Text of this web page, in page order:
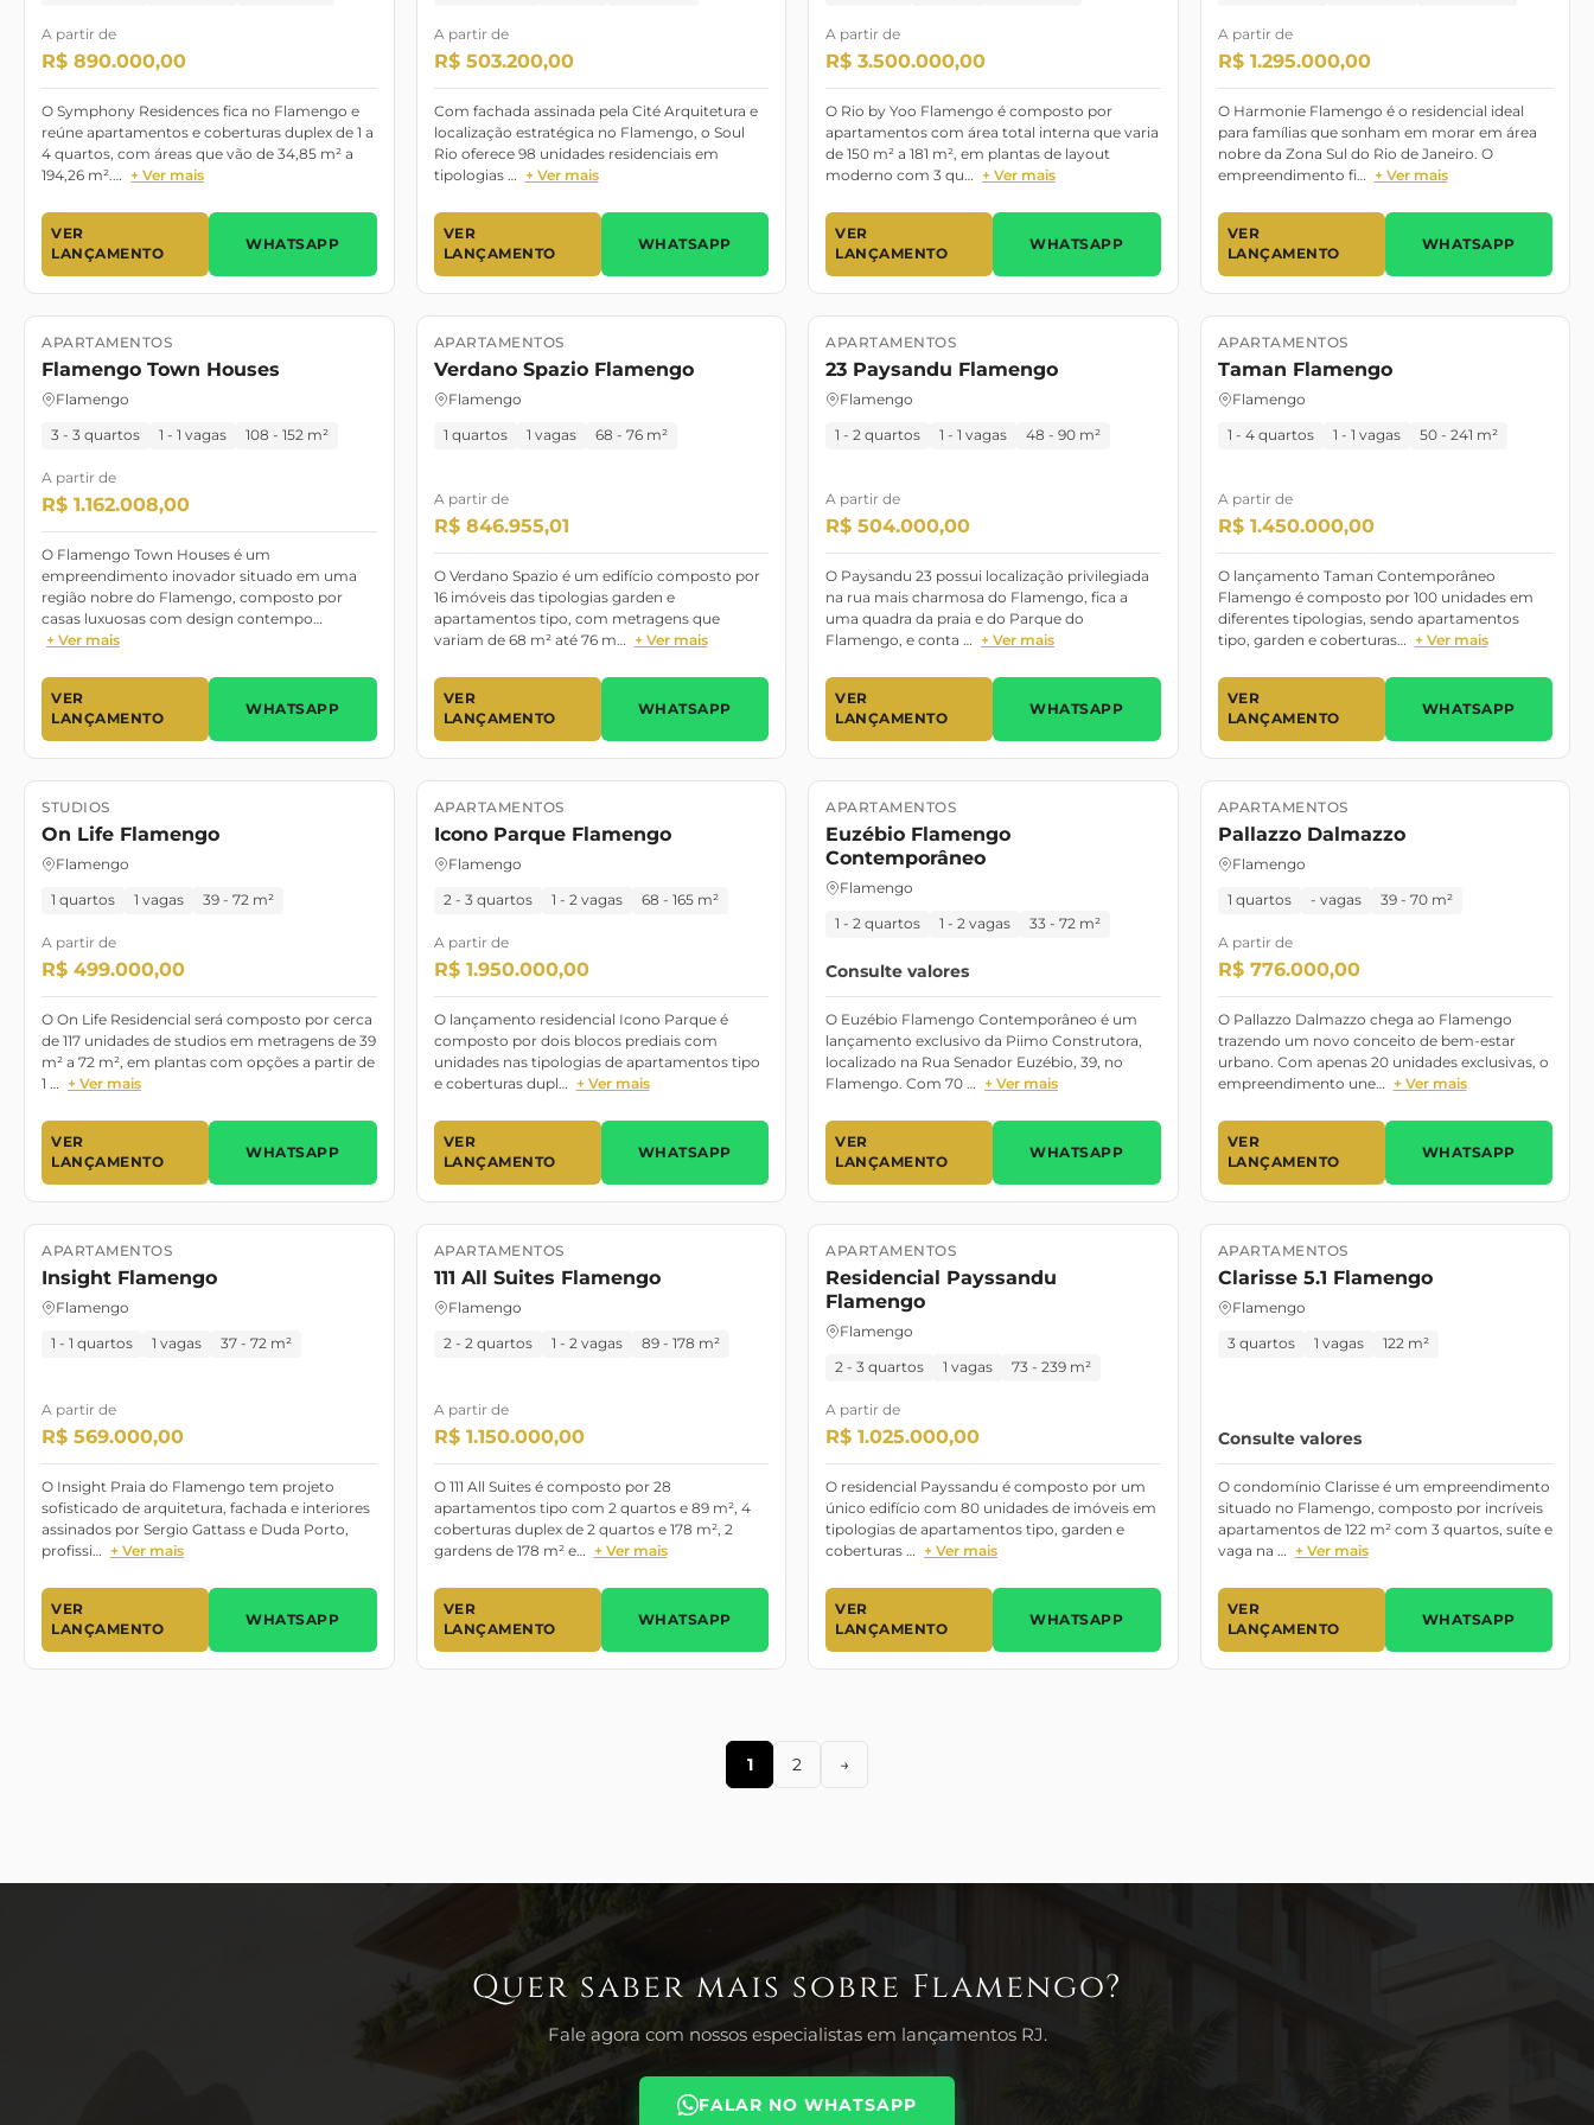
A partir de
R$ 890.000,00
O Symphony Residences fica no Flamengo e
reúne apartamentos e coberturas duplex de 1 a
4 quartos, com áreas que vão de 34,85 m² a
194,26 m².… + Ver mais
VER
LANÇAMENTO
WHATSAPP
A partir de
R$ 503.200,00
Com fachada assinada pela Cité Arquitetura e
localização estratégica no Flamengo, o Soul
Rio oferece 98 unidades residenciais em
tipologias … + Ver mais
VER
LANÇAMENTO
WHATSAPP
A partir de
R$ 3.500.000,00
O Rio by Yoo Flamengo é composto por
apartamentos com área total interna que varia
de 150 m² a 181 m², em plantas de layout
moderno com 3 qu… + Ver mais
VER
LANÇAMENTO
WHATSAPP
A partir de
R$ 1.295.000,00
O Harmonie Flamengo é o residencial ideal
para famílias que sonham em morar em área
nobre da Zona Sul do Rio de Janeiro. O
empreendimento fi… + Ver mais
VER
LANÇAMENTO
WHATSAPP
Lançamento
APARTAMENTOS
Flamengo Town Houses
Flamengo
3 - 3 quartos 1 - 1 vagas 108 - 152 m²
A partir de
R$ 1.162.008,00
O Flamengo Town Houses é um
empreendimento inovador situado em uma
região nobre do Flamengo, composto por
casas luxuosas com design contempo…
+ Ver mais
VER
LANÇAMENTO
WHATSAPP
Lançamento
APARTAMENTOS
Verdano Spazio Flamengo
Flamengo
1 quartos 1 vagas 68 - 76 m²
A partir de
R$ 846.955,01
O Verdano Spazio é um edifício composto por
16 imóveis das tipologias garden e
apartamentos tipo, com metragens que
variam de 68 m² até 76 m… + Ver mais
VER
LANÇAMENTO
WHATSAPP
Lançamento Pronto para morar
APARTAMENTOS
23 Paysandu Flamengo
Flamengo
1 - 2 quartos 1 - 1 vagas 48 - 90 m²
A partir de
R$ 504.000,00
O Paysandu 23 possui localização privilegiada
na rua mais charmosa do Flamengo, fica a
uma quadra da praia e do Parque do
Flamengo, e conta … + Ver mais
VER
LANÇAMENTO
WHATSAPP
Lançamento
APARTAMENTOS
Taman Flamengo
Flamengo
1 - 4 quartos 1 - 1 vagas 50 - 241 m²
A partir de
R$ 1.450.000,00
O lançamento Taman Contemporâneo
Flamengo é composto por 100 unidades em
diferentes tipologias, sendo apartamentos
tipo, garden e coberturas… + Ver mais
VER
LANÇAMENTO
WHATSAPP
Lançamento
STUDIOS
On Life Flamengo
Flamengo
1 quartos 1 vagas 39 - 72 m²
A partir de
R$ 499.000,00
O On Life Residencial será composto por cerca
de 117 unidades de studios em metragens de 39
m² a 72 m², em plantas com opções a partir de
1 … + Ver mais
VER
LANÇAMENTO
WHATSAPP
Lançamento Março/2021
APARTAMENTOS
Icono Parque Flamengo
Flamengo
2 - 3 quartos 1 - 2 vagas 68 - 165 m²
A partir de
R$ 1.950.000,00
O lançamento residencial Icono Parque é
composto por dois blocos prediais com
unidades nas tipologias de apartamentos tipo
e coberturas dupl… + Ver mais
VER
LANÇAMENTO
WHATSAPP
Lançamento
APARTAMENTOS
Euzébio Flamengo
Contemporâneo
Flamengo
1 - 2 quartos 1 - 2 vagas 33 - 72 m²
Consulte valores
O Euzébio Flamengo Contemporâneo é um
lançamento exclusivo da Piimo Construtora,
localizado na Rua Senador Euzébio, 39, no
Flamengo. Com 70 … + Ver mais
VER
LANÇAMENTO
WHATSAPP
Lançamento Pronto para morar
APARTAMENTOS
Pallazzo Dalmazzo
Flamengo
1 quartos - vagas 39 - 70 m²
A partir de
R$ 776.000,00
O Pallazzo Dalmazzo chega ao Flamengo
trazendo um novo conceito de bem-estar
urbano. Com apenas 20 unidades exclusivas, o
empreendimento une… + Ver mais
VER
LANÇAMENTO
WHATSAPP
Lançamento
APARTAMENTOS
Insight Flamengo
Flamengo
1 - 1 quartos 1 vagas 37 - 72 m²
A partir de
R$ 569.000,00
O Insight Praia do Flamengo tem projeto
sofisticado de arquitetura, fachada e interiores
assinados por Sergio Gattass e Duda Porto,
profissi… + Ver mais
VER
LANÇAMENTO
WHATSAPP
Lançamento Pronto para Morar
APARTAMENTOS
111 All Suites Flamengo
Flamengo
2 - 2 quartos 1 - 2 vagas 89 - 178 m²
A partir de
R$ 1.150.000,00
O 111 All Suites é composto por 28
apartamentos tipo com 2 quartos e 89 m², 4
coberturas duplex de 2 quartos e 178 m², 2
gardens de 178 m² e… + Ver mais
VER
LANÇAMENTO
WHATSAPP
Lançamento
APARTAMENTOS
Residencial Payssandu
Flamengo
Flamengo
2 - 3 quartos 1 vagas 73 - 239 m²
A partir de
R$ 1.025.000,00
O residencial Payssandu é composto por um
único edifício com 80 unidades de imóveis em
tipologias de apartamentos tipo, garden e
coberturas … + Ver mais
VER
LANÇAMENTO
WHATSAPP
Lançamento
APARTAMENTOS
Clarisse 5.1 Flamengo
Flamengo
3 quartos 1 vagas 122 m²
Consulte valores
O condomínio Clarisse é um empreendimento
situado no Flamengo, composto por incríveis
apartamentos de 122 m² com 3 quartos, suíte e
vaga na … + Ver mais
VER
LANÇAMENTO
WHATSAPP
1 2 →
Quer saber mais sobre Flamengo?
Fale agora com nossos especialistas em lançamentos RJ.
FALAR NO WHATSAPP